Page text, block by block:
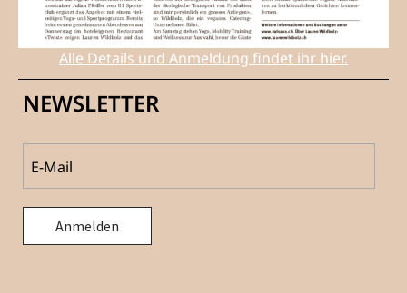
Alle Details und Anmeldung findet ihr hier.
NEWSLETTER